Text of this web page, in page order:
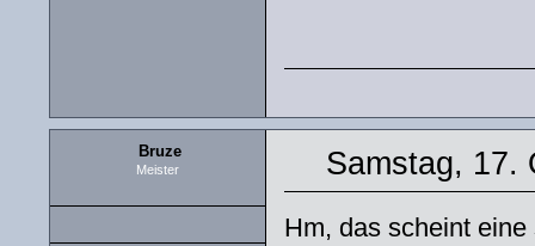
Bruze
Meister Samstag, 17.
Hm, das scheint